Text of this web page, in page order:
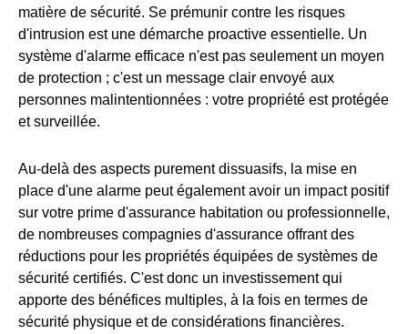
matière de sécurité. Se prémunir contre les risques
d'intrusion est une démarche proactive essentielle. Un
système d'alarme efficace n'est pas seulement un moyen
de protection ; c'est un message clair envoyé aux
personnes malintentionnées : votre propriété est protégée
et surveillée.
Au-delà des aspects purement dissuasifs, la mise en
place d'une alarme peut également avoir un impact positif
sur votre prime d'assurance habitation ou professionnelle,
de nombreuses compagnies d'assurance offrant des
réductions pour les propriétés équipées de systèmes de
sécurité certifiés. C'est donc un investissement qui
apporte des bénéfices multiples, à la fois en termes de
sécurité physique et de considérations financières.